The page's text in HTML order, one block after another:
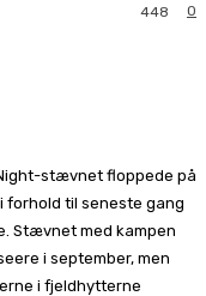
0
448
stævnet floppede på
forhold til seneste gang
Stævnet med kampen
i september, men
i fjeldhytterne